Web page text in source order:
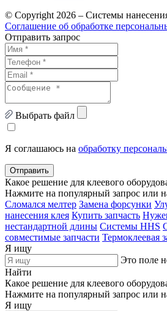
© Copyright 2026 – Системы
Соглашение об обработке
Отправить запрос
Выбрать файл
Я соглашаюсь на обработку
Отправить
Какое решение для клеевого
Нажмите на популярный запрос или
Сломался мелтер Замена форсунки
нанесения клея Купить запчасть
нестандартной длины Системы HHS
совместимые запчасти Термоклеевая
Я ищу
Это поле
Найти
Какое решение для клеевого
Нажмите на популярный запрос или
Я ищу